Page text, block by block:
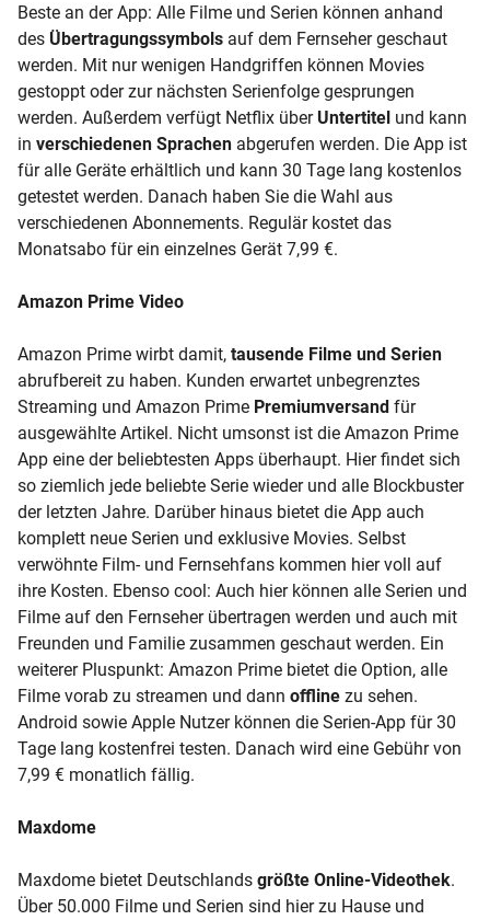
Beste an der App: Alle Filme und Serien können anhand
des Übertragungssymbols auf dem Fernseher geschaut
werden. Mit nur wenigen Handgriffen können Movies
gestoppt oder zur nächsten Serienfolge gesprungen
werden. Außerdem verfügt Netflix über Untertitel und kann
in verschiedenen Sprachen abgerufen werden. Die App ist
für alle Geräte erhältlich und kann 30 Tage lang kostenlos
getestet werden. Danach haben Sie die Wahl aus
verschiedenen Abonnements. Regulär kostet das
Monatsabo für ein einzelnes Gerät 7,99 €.
Amazon Prime Video
Amazon Prime wirbt damit, tausende Filme und Serien
abrufbereit zu haben. Kunden erwartet unbegrenztes
Streaming und Amazon Prime Premiumversand für
ausgewählte Artikel. Nicht umsonst ist die Amazon Prime
App eine der beliebtesten Apps überhaupt. Hier findet sich
so ziemlich jede beliebte Serie wieder und alle Blockbuster
der letzten Jahre. Darüber hinaus bietet die App auch
komplett neue Serien und exklusive Movies. Selbst
verwöhnte Film- und Fernsehfans kommen hier voll auf
ihre Kosten. Ebenso cool: Auch hier können alle Serien und
Filme auf den Fernseher übertragen werden und auch mit
Freunden und Familie zusammen geschaut werden. Ein
weiterer Pluspunkt: Amazon Prime bietet die Option, alle
Filme vorab zu streamen und dann offline zu sehen.
Android sowie Apple Nutzer können die Serien-App für 30
Tage lang kostenfrei testen. Danach wird eine Gebühr von
7,99 € monatlich fällig.
Maxdome
Maxdome bietet Deutschlands größte Online-Videothek.
Über 50.000 Filme und Serien sind hier zu Hause und